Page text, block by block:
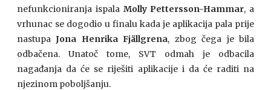
nefunkcioniranja ispala Molly Pettersson-Hammar, a
vrhunac se dogodio u finalu kada je aplikacija pala prije
nastupaJona Henrika Fjällgrena, zbog čega je bila
odbačena. Unatoč tome, SVT odmah je odbacila
nagađanja da će se riješiti aplikacije i da će raditi na
njezinom poboljšanju.